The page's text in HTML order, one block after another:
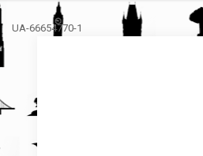
UA-66654770-1